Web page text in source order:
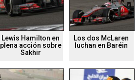
Lewis Hamilton en
plena acción sobre
Sakhir
Los dos McLaren
luchan en Baréin